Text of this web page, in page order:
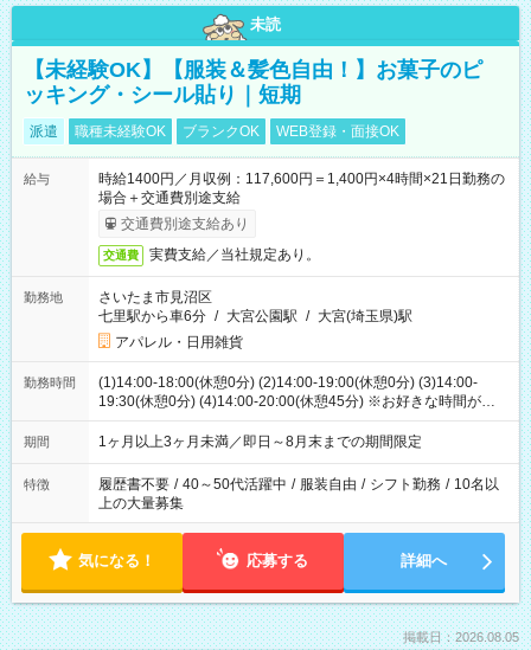
未読
【未経験OK】【服装＆髪色自由！】お菓子のピ
ッキング・シール貼り｜短期
派遣 職種未経験OK ブランクOK WEB登録・面接OK
給与
時給1400円／月収例：117,600円＝1,400円×4時間×21日勤務の
場合＋交通費別途支給
交通費別途支給あり
交通費 実費支給／当社規定あり。
勤務地
さいたま市見沼区
七里駅から車6分 / 大宮公園駅 / 大宮(埼玉県)駅
アパレル・日用雑貨
勤務時間
(1)14:00-18:00(休憩0分) (2)14:00-19:00(休憩0分) (3)14:00-
19:30(休憩0分) (4)14:00-20:00(休憩45分) ※お好きな時間が選べ
ます
期間 1ヶ月以上3ヶ月未満／即日～8月末までの期間限定
特徴 履歴書不要 / 40～50代活躍中 / 服装自由 / シフト勤務 / 10名以
上の大量募集
気になる！ 応募する 詳細へ
掲載日：2026.08.05